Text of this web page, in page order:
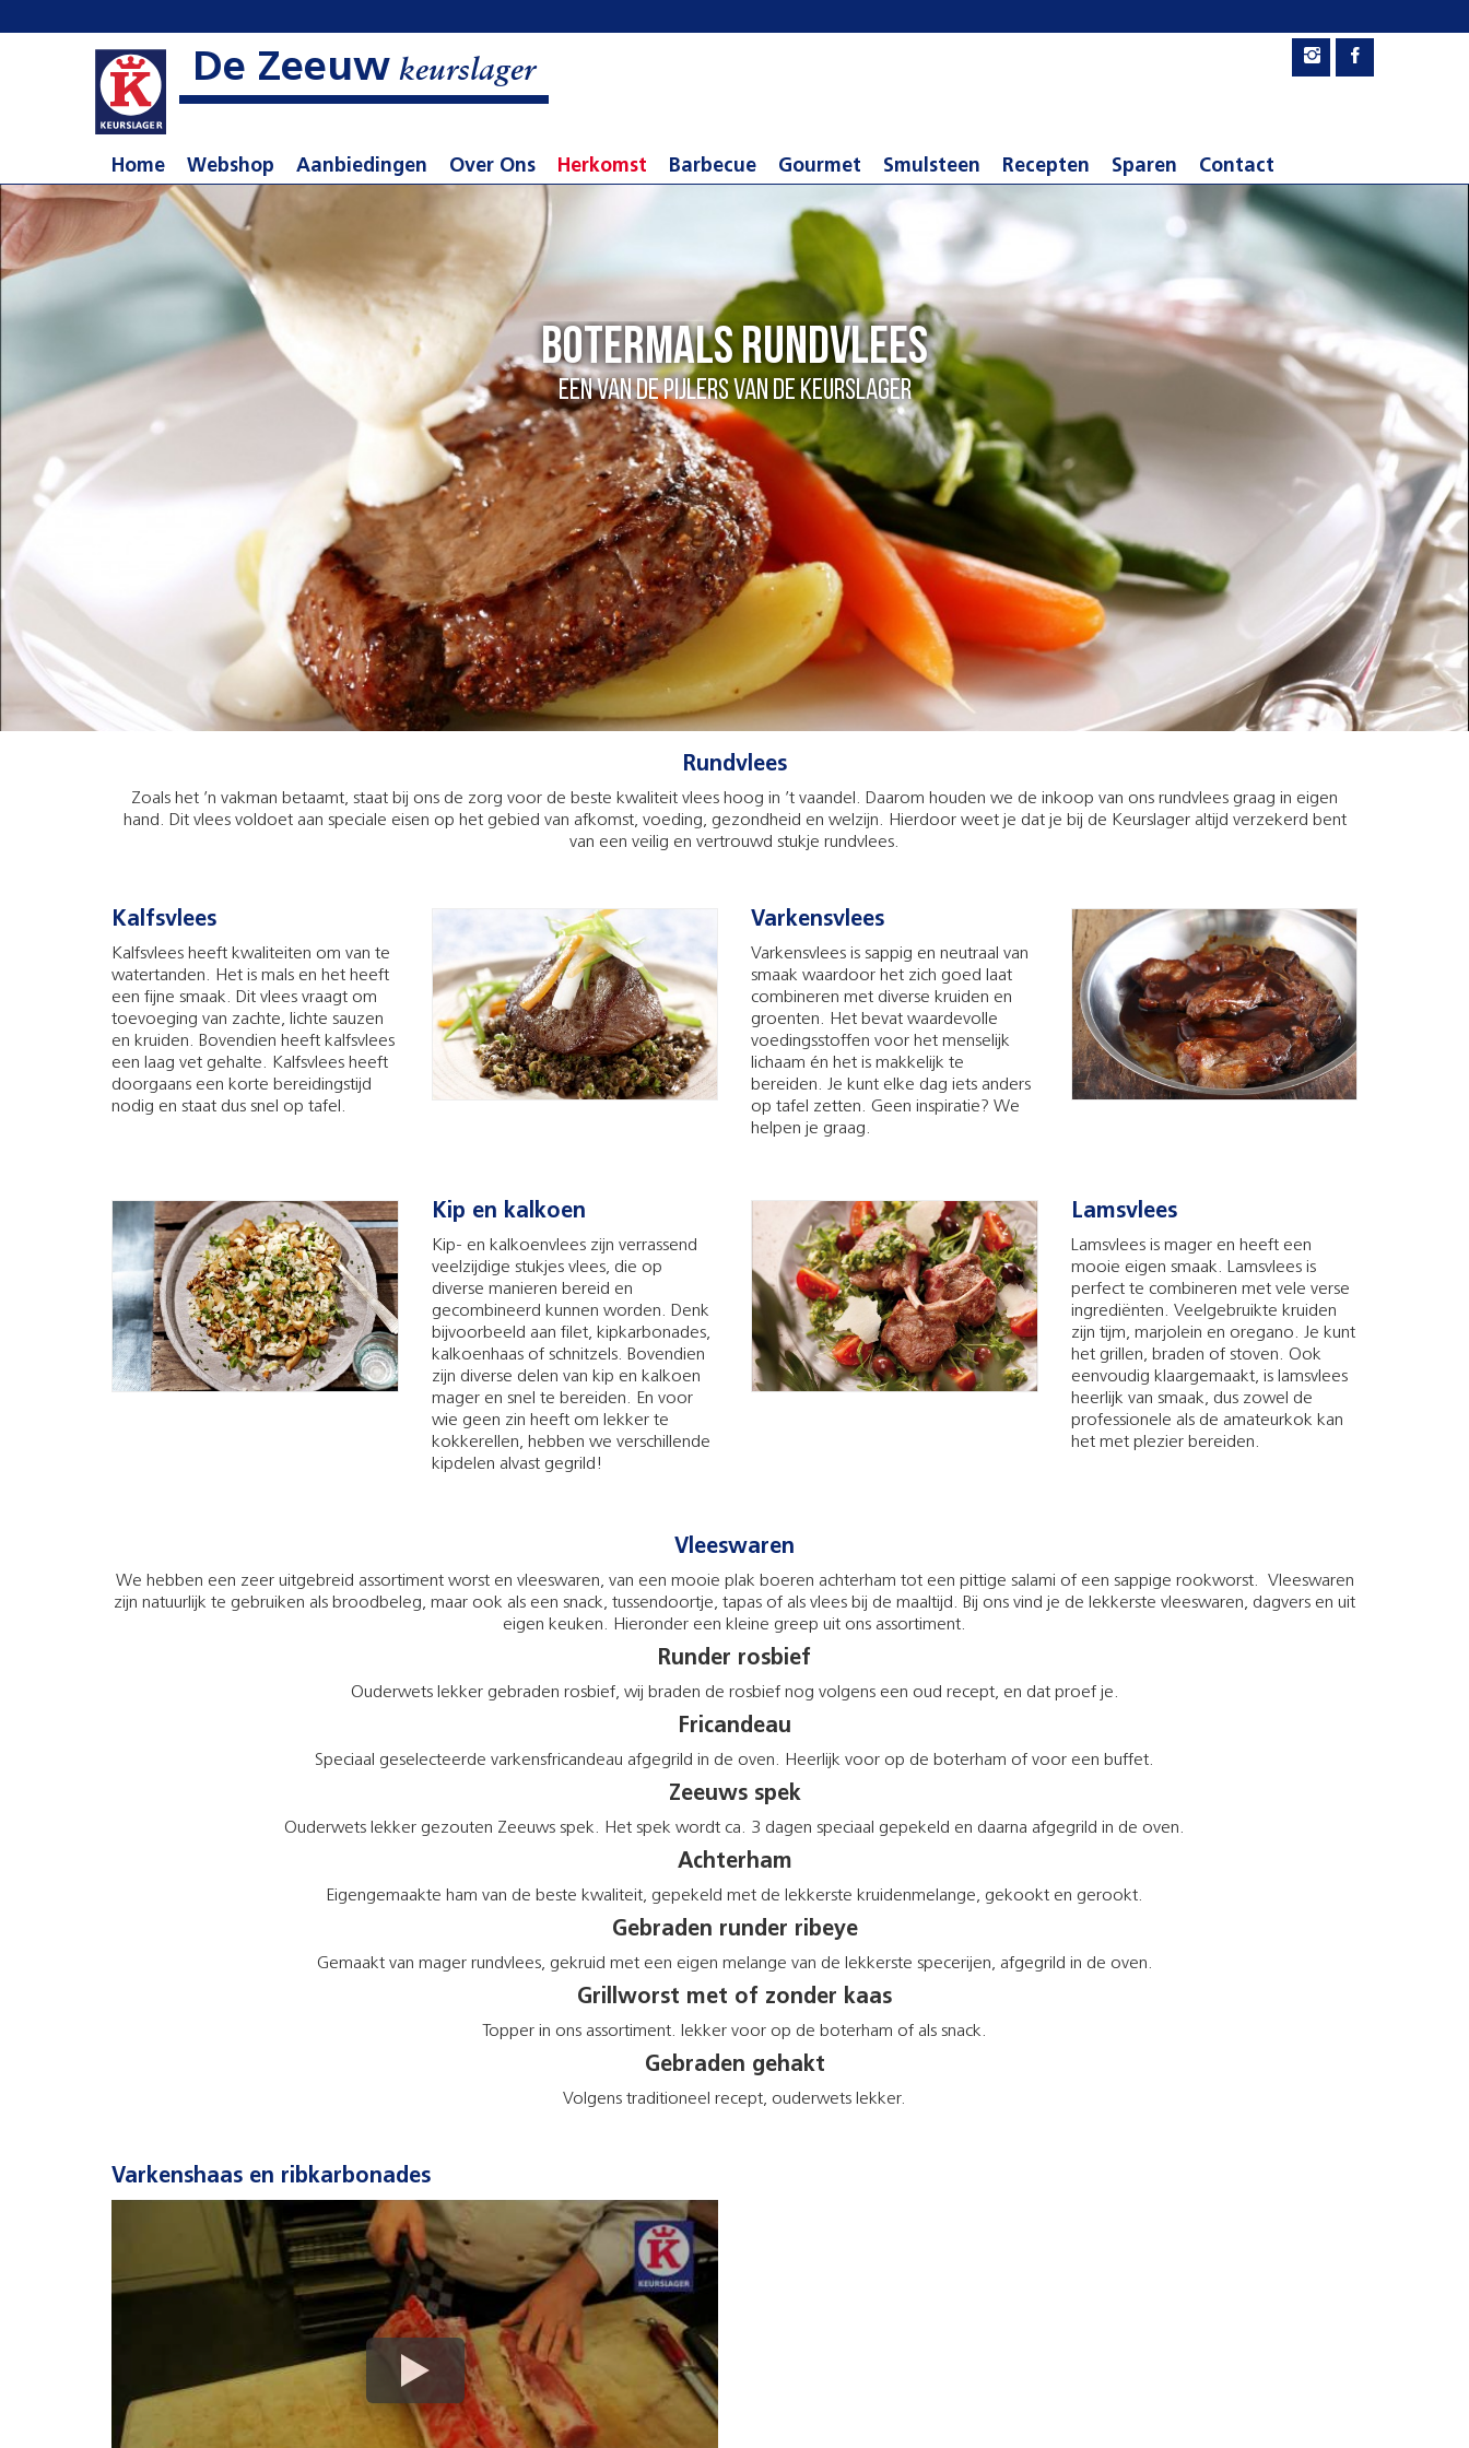
De Zeeuw keurslager
Home Webshop Aanbiedingen Over Ons Herkomst Barbecue Gourmet Smulsteen Recepten Sparen Contact
Botermals rundvlees
een van de pijlers van de Keurslager
Rundvlees
Zoals het ’n vakman betaamt, staat bij ons de zorg voor de beste kwaliteit vlees hoog in ’t vaandel. Daarom houden we de inkoop van ons rundvlees graag in eigen
hand. Dit vlees voldoet aan speciale eisen op het gebied van afkomst, voeding, gezondheid en welzijn. Hierdoor weet je dat je bij de Keurslager altijd verzekerd bent
van een veilig en vertrouwd stukje rundvlees.
Kalfsvlees
Kalfsvlees heeft kwaliteiten om van te
watertanden. Het is mals en het heeft
een fijne smaak. Dit vlees vraagt om
toevoeging van zachte, lichte sauzen
en kruiden. Bovendien heeft kalfsvlees
een laag vet gehalte. Kalfsvlees heeft
doorgaans een korte bereidingstijd
nodig en staat dus snel op tafel.
Varkensvlees
Varkensvlees is sappig en neutraal van
smaak waardoor het zich goed laat
combineren met diverse kruiden en
groenten. Het bevat waardevolle
voedingsstoffen voor het menselijk
lichaam én het is makkelijk te
bereiden. Je kunt elke dag iets anders
op tafel zetten. Geen inspiratie? We
helpen je graag.
Kip en kalkoen
Kip- en kalkoenvlees zijn verrassend
veelzijdige stukjes vlees, die op
diverse manieren bereid en
gecombineerd kunnen worden. Denk
bijvoorbeeld aan filet, kipkarbonades,
kalkoenhaas of schnitzels. Bovendien
zijn diverse delen van kip en kalkoen
mager en snel te bereiden. En voor
wie geen zin heeft om lekker te
kokkerellen, hebben we verschillende
kipdelen alvast gegrild!
Lamsvlees
Lamsvlees is mager en heeft een
mooie eigen smaak. Lamsvlees is
perfect te combineren met vele verse
ingrediënten. Veelgebruikte kruiden
zijn tijm, marjolein en oregano. Je kunt
het grillen, braden of stoven. Ook
eenvoudig klaargemaakt, is lamsvlees
heerlijk van smaak, dus zowel de
professionele als de amateurkok kan
het met plezier bereiden.
Vleeswaren
We hebben een zeer uitgebreid assortiment worst en vleeswaren, van een mooie plak boeren achterham tot een pittige salami of een sappige rookworst. Vleeswaren
zijn natuurlijk te gebruiken als broodbeleg, maar ook als een snack, tussendoortje, tapas of als vlees bij de maaltijd. Bij ons vind je de lekkerste vleeswaren, dagvers en uit
eigen keuken. Hieronder een kleine greep uit ons assortiment.
Runder rosbief
Ouderwets lekker gebraden rosbief, wij braden de rosbief nog volgens een oud recept, en dat proef je.
Fricandeau
Speciaal geselecteerde varkensfricandeau afgegrild in de oven. Heerlijk voor op de boterham of voor een buffet.
Zeeuws spek
Ouderwets lekker gezouten Zeeuws spek. Het spek wordt ca. 3 dagen speciaal gepekeld en daarna afgegrild in de oven.
Achterham
Eigengemaakte ham van de beste kwaliteit, gepekeld met de lekkerste kruidenmelange, gekookt en gerookt.
Gebraden runder ribeye
Gemaakt van mager rundvlees, gekruid met een eigen melange van de lekkerste specerijen, afgegrild in de oven.
Grillworst met of zonder kaas
Topper in ons assortiment. lekker voor op de boterham of als snack.
Gebraden gehakt
Volgens traditioneel recept, ouderwets lekker.
Varkenshaas en ribkarbonades